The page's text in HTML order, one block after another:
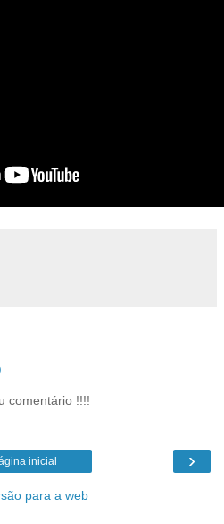
comentário !!!!
›
inicial
para a web